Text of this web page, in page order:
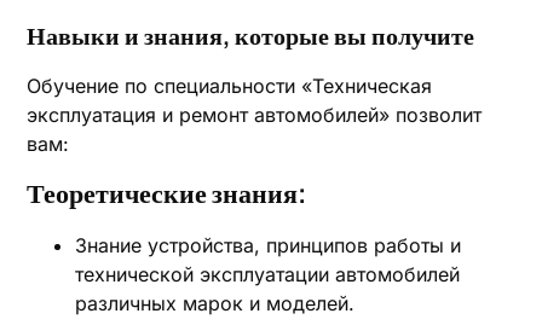
Навыки и знания, которые вы получите
Обучение по специальности «Техническая
эксплуатация и ремонт автомобилей» позволит
вам:
Теоретические знания:
Знание устройства, принципов работы и
технической эксплуатации автомобилей
различных марок и моделей.